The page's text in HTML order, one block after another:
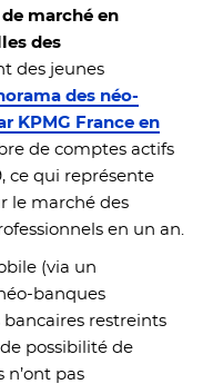
marché en
des
des jeunes
des néo-
KPMG France en
de comptes actifs
ce qui représente
le marché des
en un an.
(via un
banques
restreints
possibilité de
n’ont pas